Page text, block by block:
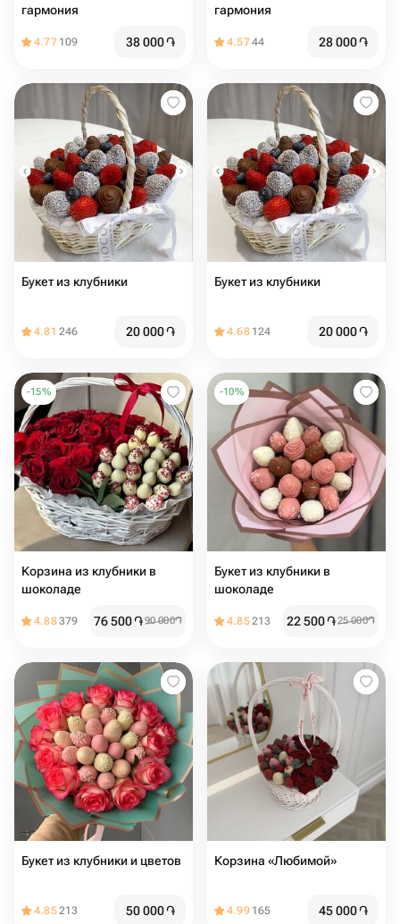
гармония
4.77 109 38 000֏
гармония
4.5744 28 000֏
Букет из клубники
4.81 246 20 000֏
Букет из клубники
4.68 124 20 000֏
-15%
Корзина из клубники в
шоколаде
4.88379 76 500֏90 000֏
-10%
Букет из клубники в
шоколаде
4.85213 22 500֏25 000֏
Букет из клубники и цветов
4.85213 50 000֏
Корзина «Любимой»
4.99 165 45 000֏